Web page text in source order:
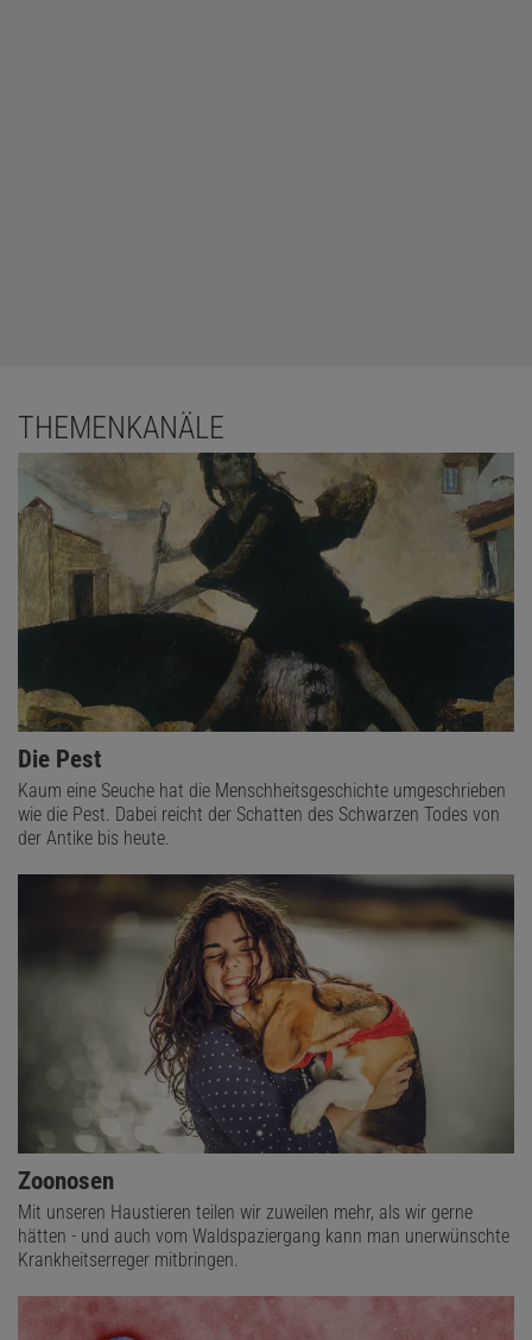
THEMENKANÄLE
Die Pest
Kaum eine Seuche hat die Menschheitsgeschichte umgeschrieben
wie die Pest. Dabei reicht der Schatten des Schwarzen Todes von
der Antike bis heute.
Zoonosen
Mit unseren Haustieren teilen wir zuweilen mehr, als wir gerne
hätten - und auch vom Waldspaziergang kann man unerwünschte
Krankheitserreger mitbringen.